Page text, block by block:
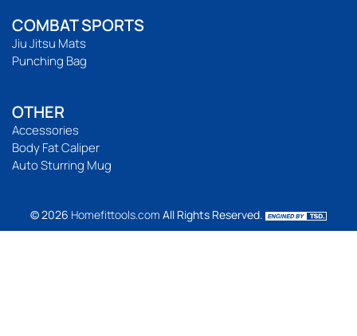
COMBAT SPORTS
Jiu Jitsu Mats
Punching Bag
OTHER
Accessories
Body Fat Caliper
Auto Sturring Mug
© 2026 Homefittools.com All Rights Reserved.